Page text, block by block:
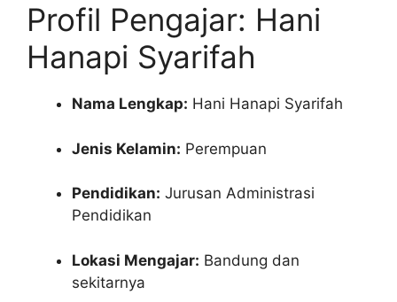
Profil Pengajar: Hani
Hanapi Syarifah
Nama Lengkap: Hani Hanapi Syarifah
Jenis Kelamin: Perempuan
Pendidikan: Jurusan Administrasi
Pendidikan
Lokasi Mengajar: Bandung dan
sekitarnya